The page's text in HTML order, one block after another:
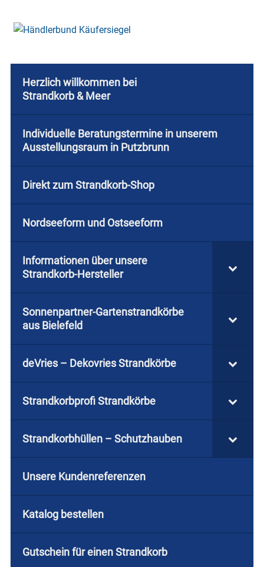
Herzlich willkommen bei
Strandkorb & Meer
Individuelle Beratungstermine in unserem
Ausstellungsraum in Putzbrunn
Direkt zum Strandkorb-Shop
Nordseeform und Ostseeform
Informationen über unsere
Strandkorb-Hersteller
Sonnenpartner-Gartenstrandkörbe
aus Bielefeld
deVries – Dekovries Strandkörbe
Strandkorbprofi Strandkörbe
Strandkorbhüllen – Schutzhauben
Unsere Kundenreferenzen
Katalog bestellen
Gutschein für einen Strandkorb